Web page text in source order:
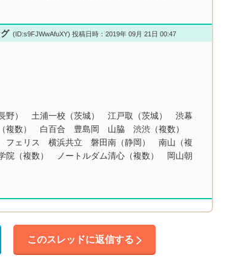
(ID:s9FJWwAfuXY) 投稿日時：2019年 09月 21日 00:47
野） 土浦一校（茨城） 江戸取（茨城） 渋幕
複数） 白百合 豊島岡 山脇 渋渋（複数）
ェリス 横浜共立 磐田南（静岡） 南山（複
（複数） ノートルダム清心（複数） 岡山朝
このスレッドに返信する